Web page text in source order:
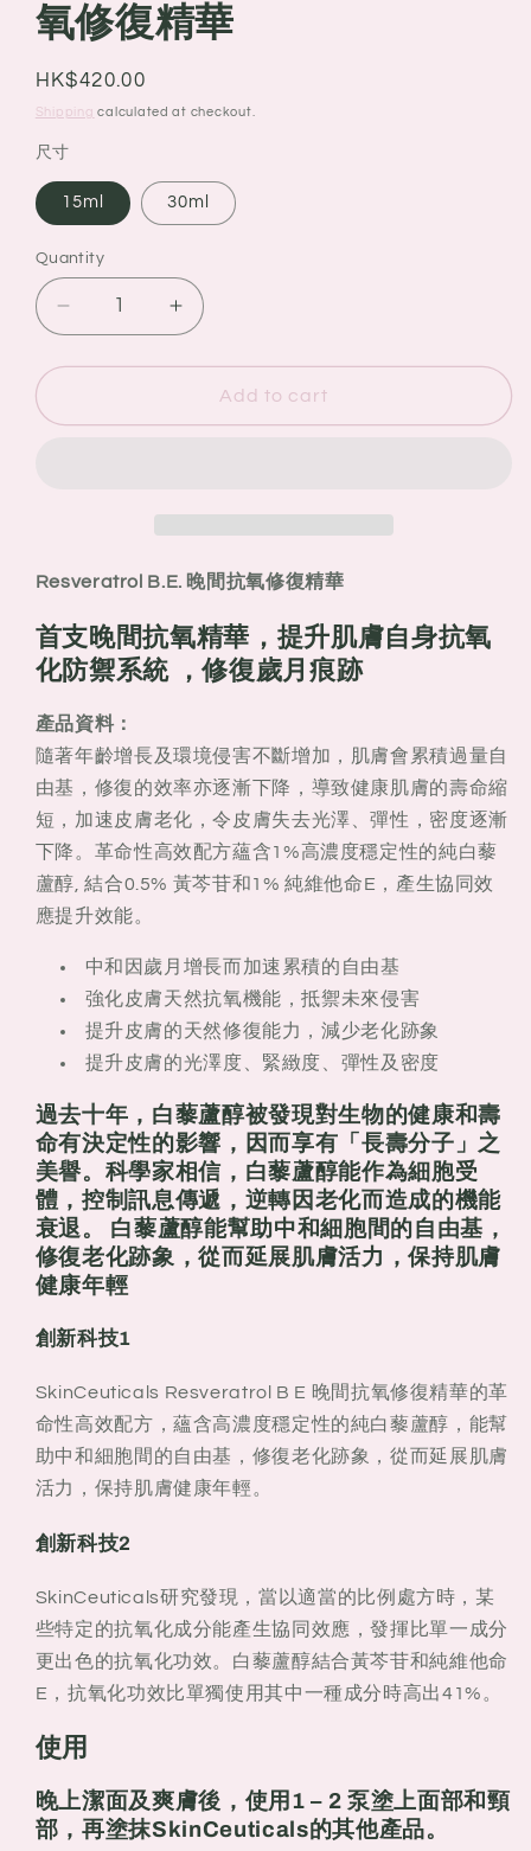
氧修復精華
Regular
price
HK$420.00
Shipping calculated at checkout.
尺寸
15ml 30ml
Quantity
Quantity
Decrease
quantity
for
Resveratrol
復
精
Increase
quantity
for
SkinCeuticals
Resveratrol
抗
氧
復
Add to cart
Resveratrol B.E. 晚間抗氧修復精華
首支晚間抗氧精華，提升肌膚自身抗氧
化防禦系統 ，修復歲月痕跡
產品資料：
隨著年齡增長及環境侵害不斷增加，肌膚會累積過量自
由基，修復的效率亦逐漸下降，導致健康肌膚的壽命縮
短，加速皮膚老化，令皮膚失去光澤、彈性，密度逐漸
下降。革命性高效配方蘊含1%高濃度穩定性的純白藜
蘆醇, 結合0.5% 黃芩苷和1% 純維他命E，產生協同效
應提升效能。
中和因歲月增長而加速累積的自由基
強化皮膚天然抗氧機能，抵禦未來侵害
提升皮膚的天然修復能力，減少老化跡象
提升皮膚的光澤度、緊緻度、彈性及密度
過去十年，白藜蘆醇被發現對生物的健康和壽
命有決定性的影響，因而享有「長壽分子」之
美譽。科學家相信，白藜蘆醇能作為細胞受
體，控制訊息傳遞，逆轉因老化而造成的機能
衰退。 白藜蘆醇能幫助中和細胞間的自由基，
修復老化跡象，從而延展肌膚活力，保持肌膚
健康年輕
創新科技1
SkinCeuticals Resveratrol B E 晚間抗氧修復精華的革
命性高效配方，蘊含高濃度穩定性的純白藜蘆醇，能幫
助中和細胞間的自由基，修復老化跡象，從而延展肌膚
活力，保持肌膚健康年輕。
創新科技2
SkinCeuticals研究發現，當以適當的比例處方時，某
些特定的抗氧化成分能產生協同效應，發揮比單一成分
更出色的抗氧化功效。白藜蘆醇結合黃芩苷和純維他命
E，抗氧化功效比單獨使用其中一種成分時高出41%。
使用
晚上潔面及爽膚後，使用1 – 2 泵塗上面部和頸
部，再塗抹SkinCeuticals的其他產品。